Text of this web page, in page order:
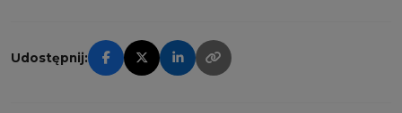
Udostępnij: